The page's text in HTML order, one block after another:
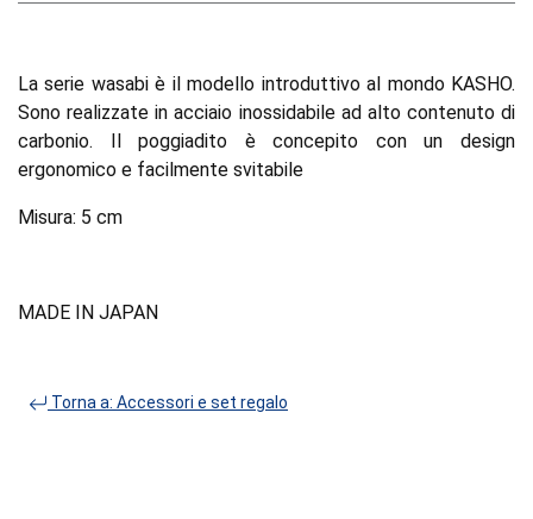
La serie wasabi è il modello introduttivo al mondo KASHO.
Sono realizzate in acciaio inossidabile ad alto contenuto di
carbonio. Il poggiadito è concepito con un design
ergonomico e facilmente svitabile
Misura: 5 cm
MADE IN JAPAN
Torna a: Accessori e set regalo